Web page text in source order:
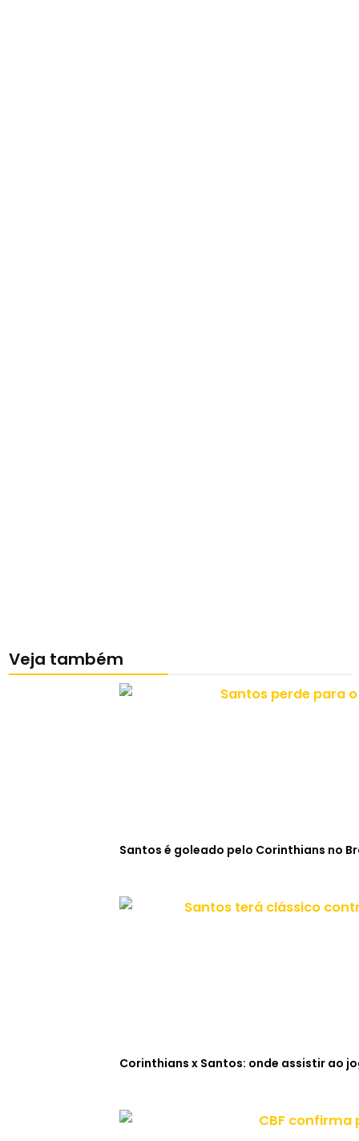
Veja também
Santos é goleado pelo Corinthians no
Corinthians x Santos: onde assistir ao